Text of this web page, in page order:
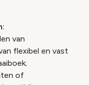
van
flexibel en vast
of